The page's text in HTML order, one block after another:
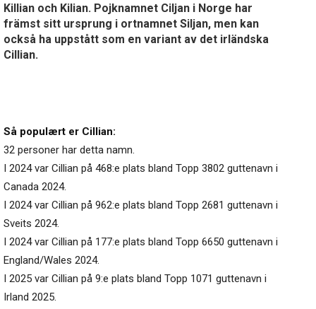
Killian och Kilian. Pojknamnet Ciljan i Norge har
främst sitt ursprung i ortnamnet Siljan, men kan
också ha uppstått som en variant av det irländska
Cillian.
Så populært er Cillian:
32 personer har detta namn.
I 2024 var Cillian på 468:e plats bland Topp 3802 guttenavn i
Canada 2024.
I 2024 var Cillian på 962:e plats bland Topp 2681 guttenavn i
Sveits 2024.
I 2024 var Cillian på 177:e plats bland Topp 6650 guttenavn i
England/Wales 2024.
I 2025 var Cillian på 9:e plats bland Topp 1071 guttenavn i
Irland 2025.